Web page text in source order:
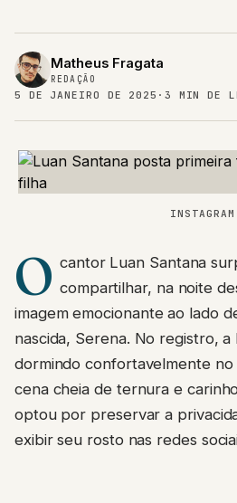
Matheus Fragata
REDAÇÃO
5 DE JANEIRO DE 2025 · 3 MIN DE
INSTAGRAM
O cantor Luan Santana
compartilhar, na noite
imagem emocionante ao lado
nascida, Serena. No registro,
dormindo confortavelmente no
cena cheia de ternura e
optou por preservar a
exibir seu rosto nas redes